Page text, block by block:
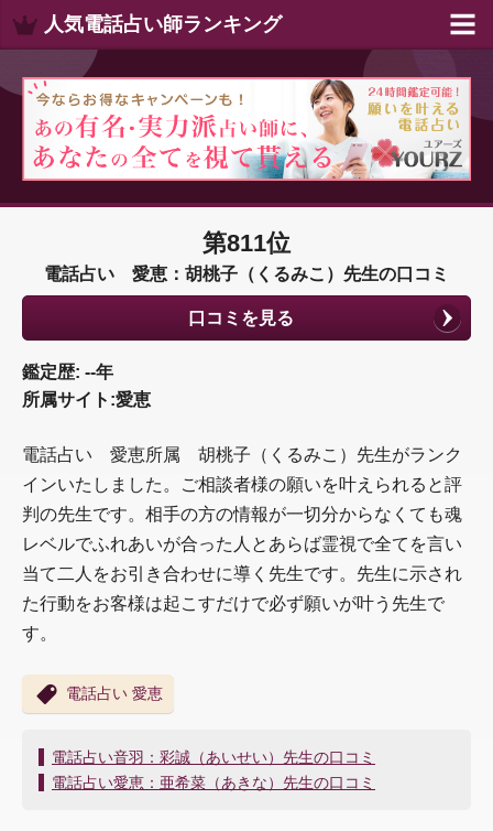
人気電話占い師ランキング
第811位
電話占い 愛恵：胡桃子（くるみこ）先生の口コミ
口コミを見る
鑑定歴: --年
所属サイト:愛恵
電話占い 愛恵所属 胡桃子（くるみこ）先生がランク
インいたしました。ご相談者様の願いを叶えられると評
判の先生です。相手の方の情報が一切分からなくても魂
レベルでふれあいが合った人とあらば霊視で全てを言い
当て二人をお引き合わせに導く先生です。先生に示され
た行動をお客様は起こすだけで必ず願いが叶う先生で
す。
電話占い 愛恵
投
稿
電話占い音羽：彩誠（あいせい）先生の口コミ
電話占い愛恵：亜希菜（あきな）先生の口コミ